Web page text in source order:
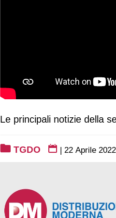
Le principali notizie della
TGDO | 22 Aprile 2022